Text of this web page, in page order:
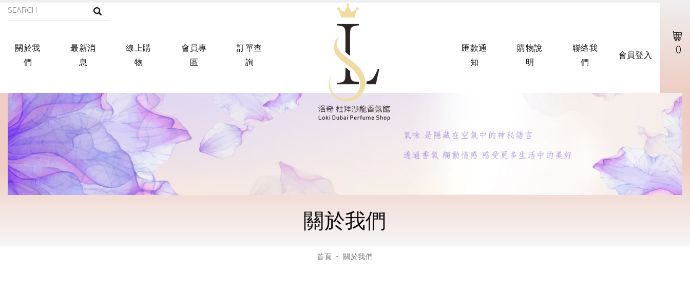
關於我
們
最新消
息
線上購
物
會員專
區
訂單查
詢
匯款通
知
購物說
明
聯絡我
們
會員登入 0
關於我們
首頁 關於我們